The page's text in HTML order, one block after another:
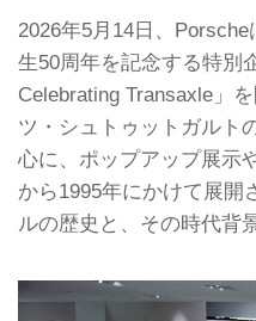
2026年5月14日、
生50周年を記念する特別
Celebrating Transaxle」
ツ・シュトゥットガルト
心に、ポップアップ展示
から1995年にかけて展開
ルの歴史と、その時代背